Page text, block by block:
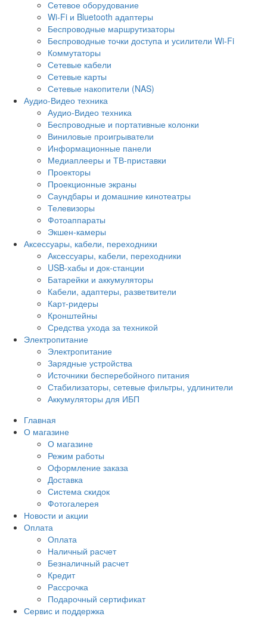
Сетевое оборудование
Wi-Fi и Bluetooth адаптеры
Беспроводные маршрутизаторы
Беспроводные точки доступа и усилители Wi-Fi
Коммутаторы
Сетевые кабели
Сетевые карты
Сетевые накопители (NAS)
Аудио-Видео техника
Аудио-Видео техника
Беспроводные и портативные колонки
Виниловые проигрыватели
Информационные панели
Медиаплееры и ТВ-приставки
Проекторы
Проекционные экраны
Саундбары и домашние кинотеатры
Телевизоры
Фотоаппараты
Экшен-камеры
Аксессуары, кабели, переходники
Аксессуары, кабели, переходники
USB-хабы и док-станции
Батарейки и аккумуляторы
Кабели, адаптеры, разветвители
Карт-ридеры
Кронштейны
Средства ухода за техникой
Электропитание
Электропитание
Зарядные устройства
Источники бесперебойного питания
Стабилизаторы, сетевые фильтры, удлинители
Аккумуляторы для ИБП
Главная
О магазине
О магазине
Режим работы
Оформление заказа
Доставка
Система скидок
Фотогалерея
Новости и акции
Оплата
Оплата
Наличный расчет
Безналичный расчет
Кредит
Рассрочка
Подарочный сертификат
Сервис и поддержка